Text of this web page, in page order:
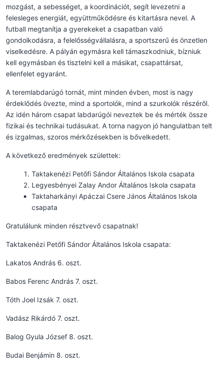
mozgást, a sebességet, a koordinációt, segít levezetni a
felesleges energiát, együttműködésre és kitartásra nevel. A
futball megtanítja a gyerekeket a csapatban való
gondolkodásra, a felelősségvállalásra, a sportszerű és önzetlen
viselkedésre. A pályán egymásra kell támaszkodniuk, bízniuk
kell egymásban és tisztelni kell a másikat, csapattársat,
ellenfelet egyaránt.
A teremlabdarúgó tornát, mint minden évben, most is nagy
érdeklődés övezte, mind a sportolók, mind a szurkolók részéről.
Az idén három csapat labdarúgói neveztek be és mérték össze
fizikai és technikai tudásukat. A torna nagyon jó hangulatban telt
és izgalmas, szoros mérkőzésekben is bővelkedett.
A következő eredmények születtek:
Taktakenézi Petőfi Sándor Általános Iskola csapata
Legyesbényei Zalay Andor Általános Iskola csapata
Taktaharkányi Apáczai Csere János Általános Iskola
csapata
Gratulálunk minden résztvevő csapatnak!
Taktakenézi Petőfi Sándor Általános Iskola csapata:
Lakatos András 6. oszt.
Babos Ferenc András 7. oszt.
Tóth Joel Izsák 7. oszt.
Vadász Rikárdó 7. oszt.
Balog Gyula József 8. oszt.
Budai Benjámin 8. oszt.